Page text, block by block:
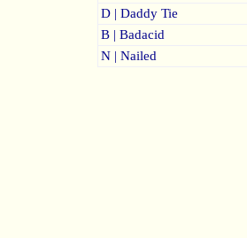
D | Daddy Tie
B | Badacid
N | Nailed